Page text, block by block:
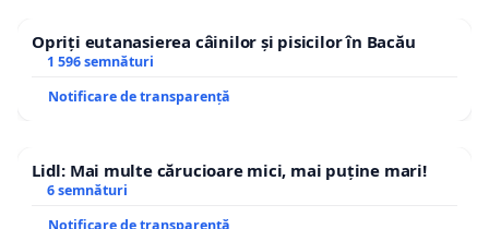
Opriți eutanasierea câinilor și pisicilor în Bacău
1 596 semnături
Notificare de transparență
Lidl: Mai multe cărucioare mici, mai puține mari!
6 semnături
Notificare de transparență